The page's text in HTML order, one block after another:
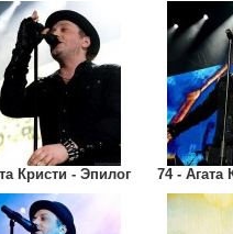
Кристи - Эпилог 74 - Агата